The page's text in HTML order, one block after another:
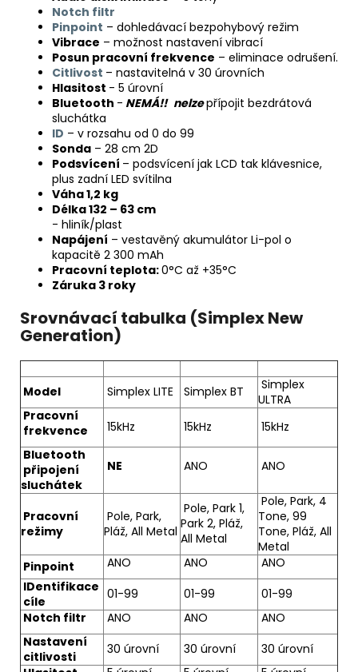
Notch filtr
Pinpoint – dohledávací bezpohybový režim
Vibrace – možnost nastavení vibrací
Posun pracovní frekvence – eliminace odrušení.
Citlivost – nastavitelná v 30 úrovních
Hlasitost - 5 úrovní
Bluetooth - NEMÁ!! nelzepřípojit bezdrátová
sluchátka
ID – v rozsahu od 0 do 99
Sonda – 28 cm 2D
Podsvícení – podsvícení jak LCD tak klávesnice,
plus zadní LED svítilna
Váha 1,2 kg
Délka 132 – 63 cm
- hliník/plast
Napájení – vestavěný akumulátor Li-pol o
kapacitě 2 300 mAh
Pracovní teplota:0°C až +35°C
Záruka 3 roky
Srovnávací tabulka (Simplex New
Generation)
Model Simplex LITE Simplex BT
Simplex
ULTRA
Pracovní
frekvence
15kHz 15kHz
15kHz
Bluetooth
připojení
sluchátek
NE ANO ANO
Pracovní
režimy
Pole, Park,
Pláž, All Metal
Pole, Park 1,
Park 2, Pláž,
All Metal
Pole, Park, 4
Tone, 99
Tone, Pláž, All
Metal
Pinpoint
ANO ANO
ANO
IDentifikace
cíle
01-99 01-99
01-99
Notch filtr
ANO ANO
ANO
Nastavení
citlivosti
30 úrovní 30 úrovní
30 úrovní